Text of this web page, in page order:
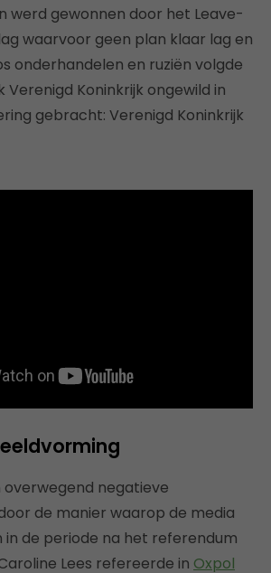
werd gewonnen door het Leave-
waarvoor geen plan klaar lag en
onderhandelen en ruziën volgde
Koninkrijk ongewild in
gebracht: Verenigd Koninkrijk
overwegend negatieve
de manier waarop de media
de periode na het referendum
Lees refereerde in Oxpol